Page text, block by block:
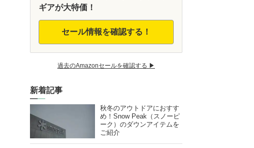
ギアが大特価！
セール情報を確認する！
過去のAmazonセールを確認する ▶︎
新着記事
秋冬のアウトドアにおすす
め！Snow Peak（スノーピ
ーク）のダウンアイテムを
ご紹介